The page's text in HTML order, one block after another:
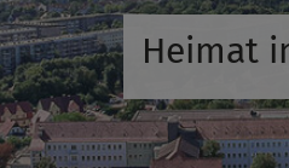
Heimat